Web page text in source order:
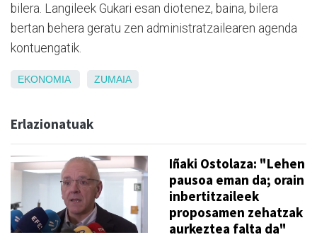
bilera. Langileek Gukari esan diotenez, baina, bilera
bertan behera geratu zen administratzailearen agenda
kontuengatik.
EKONOMIA ZUMAIA
Erlazionatuak
Iñaki Ostolaza: "Lehen
pausoa eman da; orain
inbertitzaileek
proposamen zehatzak
aurkeztea falta da"